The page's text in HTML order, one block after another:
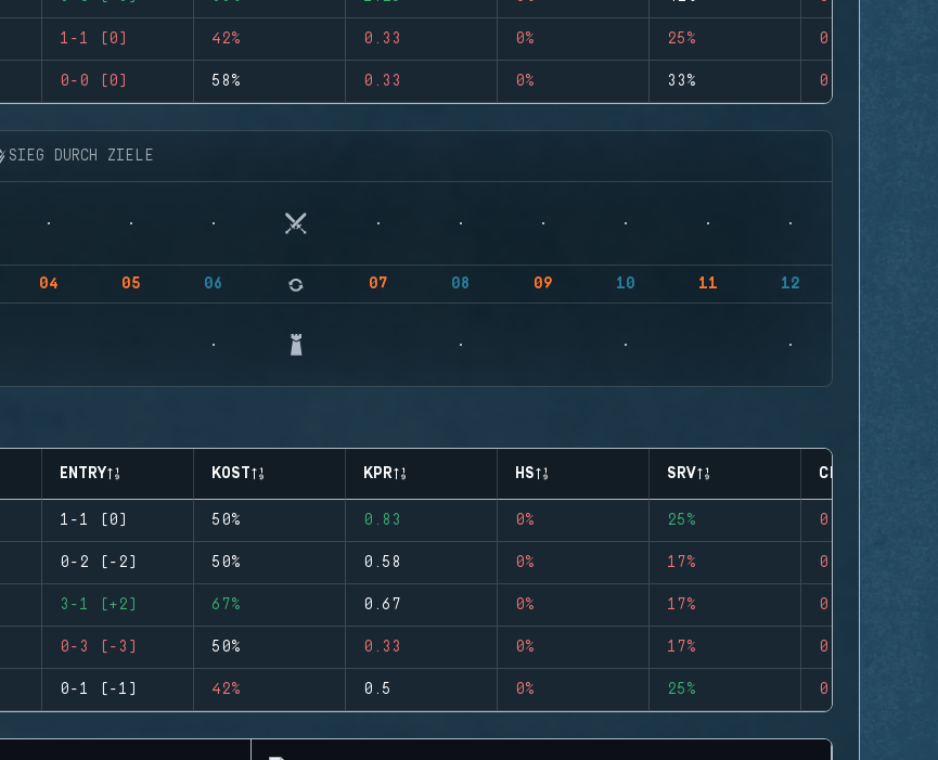
1-1 (0) 42% 0.33 0% 25% 0
0-0 (0) 58% 0.33 0% 33% 0
SIEG DURCH ZIELE
04 05 06 07 08 09 10 11 12
ENTRY KOST KPR HS SRV CLUTCHES
1-1 (0) 50% 0.83 0% 25% 0
0-2 (-2) 50% 0.58 0% 17% 0
3-1 (+2) 67% 0.67 0% 17% 0
0-3 (-3) 50% 0.33 0% 17% 0
0-1 (-1) 42% 0.5 0% 25% 0